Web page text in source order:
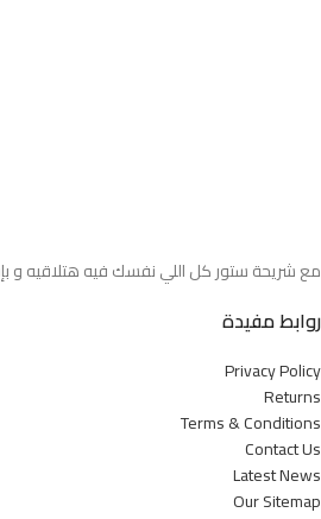
مع شريحة ستور كل اللي نفسك فيه هتلاقيه و
روابط مفيدة
Privacy Policy
Returns
Terms & Conditions
Contact Us
Latest News
Our Sitemap